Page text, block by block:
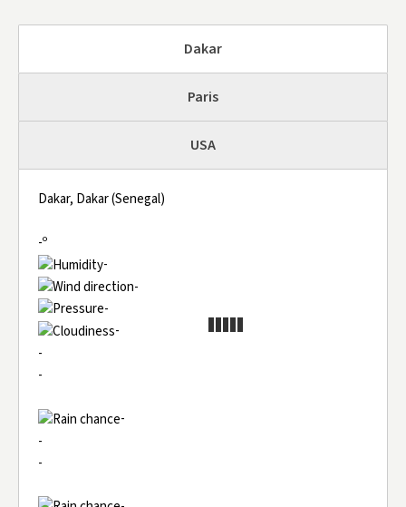
Dakar
Paris
USA
Dakar, Dakar (Senegal)
-º
-
-
-
-
-
-
-
-
-